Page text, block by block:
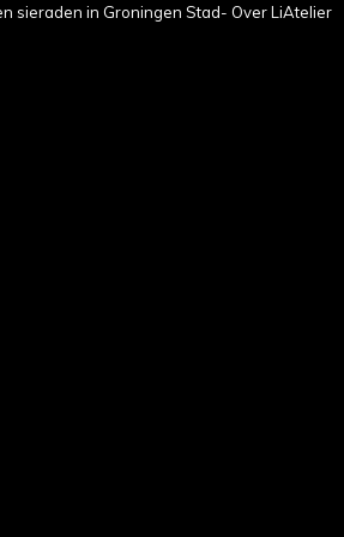
sieraden in Groningen Stad- Over LiAtelier